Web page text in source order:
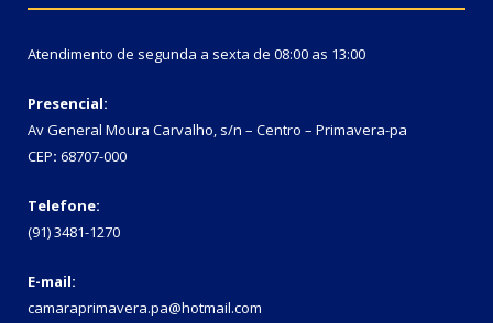
Atendimento de segunda a sexta de 08:00 as 13:00
Presencial:
Av General Moura Carvalho, s/n – Centro – Primavera-pa
CEP: 68707-000
Telefone:
(91) 3481-1270
E-mail:
camaraprimavera.pa@hotmail.com